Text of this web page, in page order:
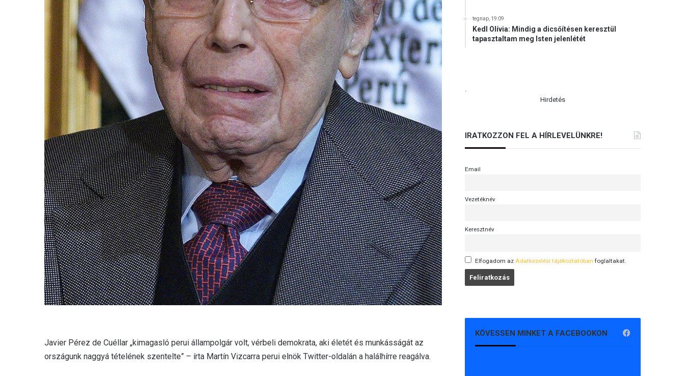
Javier Pérez de Cuéllar „kimagasló perui állampolgár volt, vérbeli demokrata, aki életét és munkásságát az
országunk naggyá tételének szentelte” – írta Martín Vizcarra perui elnök Twitter-oldalán a halálhírre reagálva.
tegnap, 19:09
Kedl Olívia: Mindig a dicsőítésen keresztül
tapasztaltam meg Isten jelenlétét
.
Hirdetés
IRATKOZZON FEL A HÍRLEVELÜNKRE!
Email
Vezetéknév
Keresztnév
Elfogadom az Adatkezelési tájékoztatóban foglaltakat.
KÖVESSEN MINKET A FACEBOOKON